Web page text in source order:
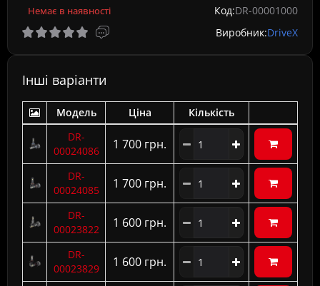
Немає в наявності Код:DR-00001000
Виробник:DriveX
Інші варіанти
Модель Ціна
Кількість
DR-
00024086
1 700 грн.
DR-
00024085
1 700 грн.
DR-
00023822
1 600 грн.
DR-
00023829
1 600 грн.